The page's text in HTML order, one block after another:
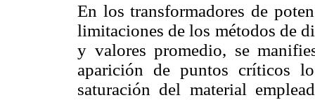
En los transformadores de
limitaciones de los métodos de
y valores promedio, se
aparición de puntos críticos
saturación del material